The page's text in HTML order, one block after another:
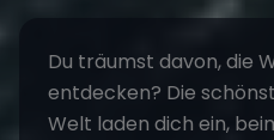
Du träumst davon, die
entdecken? Die
Welt laden dich ein,